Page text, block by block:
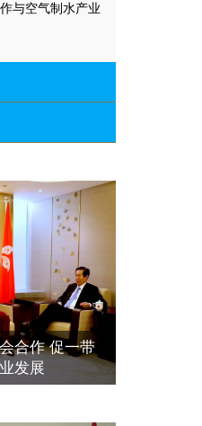
与空气制水产业
空气制水产业发
斯里吴罡豪 促一
气制水产业发展
耳其总领事 促一
气制水产业发展
圳總部及國際標
統聯合國總部拿
發
鎔出席聯合國環
議
合作 促一带
发展